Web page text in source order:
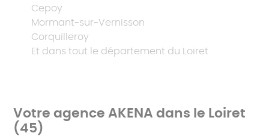
Cepoy
Mormant-sur-Vernisson
Corquilleroy
Et dans tout le département du Loiret
Votre agence AKENA dans le Loiret
(45)